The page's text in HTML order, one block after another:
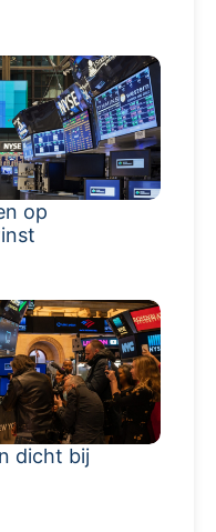
op
dicht bij